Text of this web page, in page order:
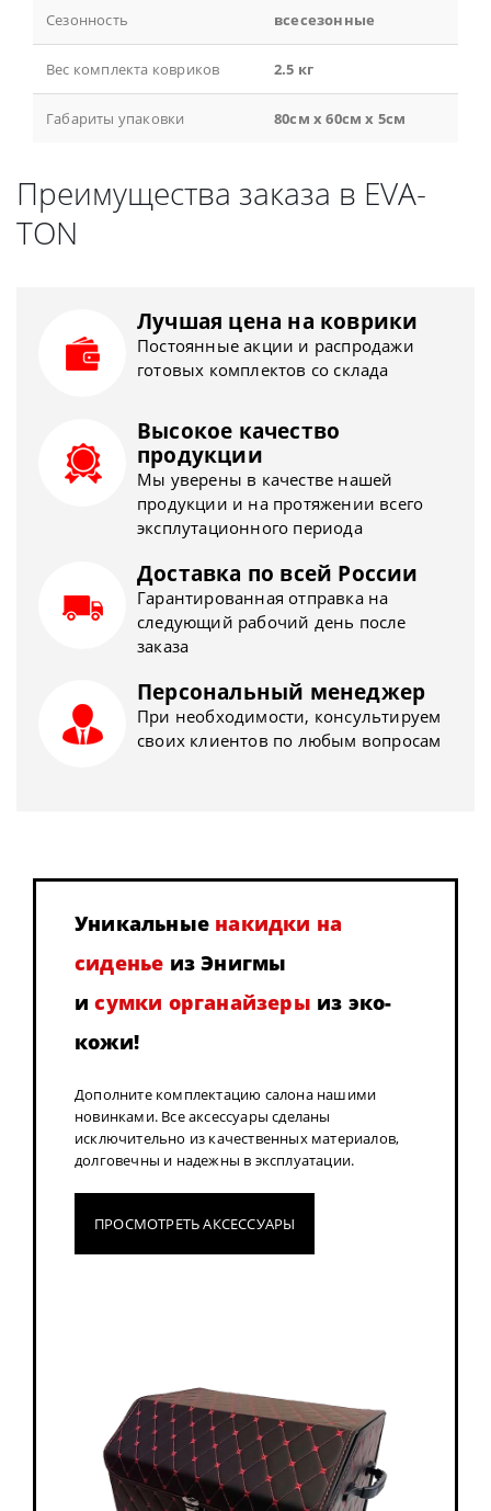
Сезонность всесезонные
Вес комплекта ковриков 2.5 кг
Габариты упаковки 80см x 60см x 5см
Преимущества заказа в EVA-
TON
Лучшая цена на коврики
Постоянные акции и распродажи
готовых комплектов со склада
Высокое качество
продукции
Мы уверены в качестве нашей
продукции и на протяжении всего
эксплутационного периода
Доставка по всей России
Гарантированная отправка на
следующий рабочий день после
заказа
Персональный менеджер
При необходимости, консультируем
своих клиентов по любым вопросам
Уникальные накидки на
сиденье из Энигмы
исумки органайзеры из эко-
кожи!
Дополните комплектацию салона нашими
новинками. Все аксессуары сделаны
исключительно из качественных материалов,
долговечны и надежны в эксплуатации.
ПРОСМОТРЕТЬ АКСЕССУАРЫ